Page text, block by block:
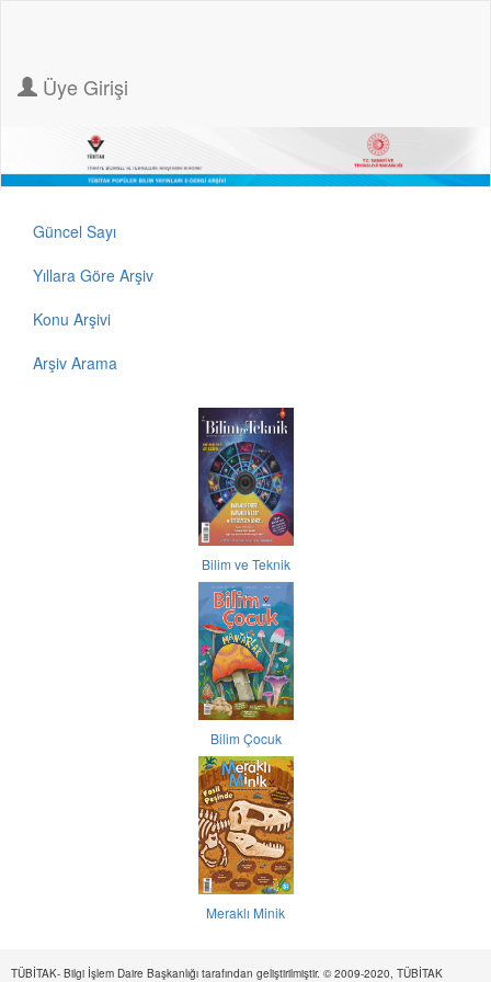
Üye Girişi
Güncel Sayı
Yıllara Göre Arşiv
Konu Arşivi
Arşiv Arama
Bilim ve Teknik
Bilim Çocuk
Meraklı Minik
TÜBİTAK- Bilgi İşlem Daire Başkanlığı tarafından geliştirilmiştir. © 2009-2020, TÜBİTAK